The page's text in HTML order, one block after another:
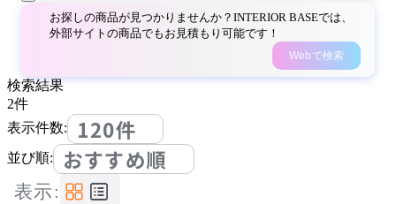
お探しの商品が見つかりませんか？INTERIOR BASEでは、
外部サイトの商品でもお見積もり可能です！
Webで検索
検索結果
2件
表示件数:
120件
並び順: おすすめ順
表示: